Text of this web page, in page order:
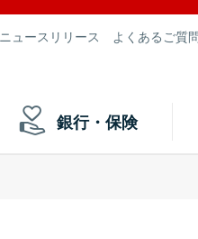
ニュースリリース よくあるご質
銀行・保険